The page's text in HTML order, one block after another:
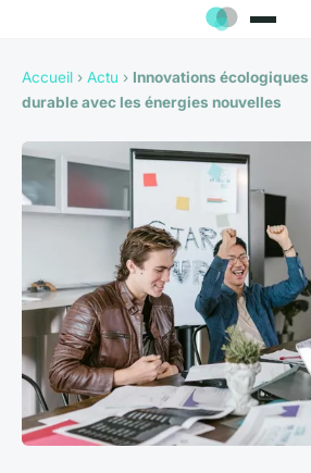
Accueil › Actu › Innovations
durable avec les énergies nouvelles